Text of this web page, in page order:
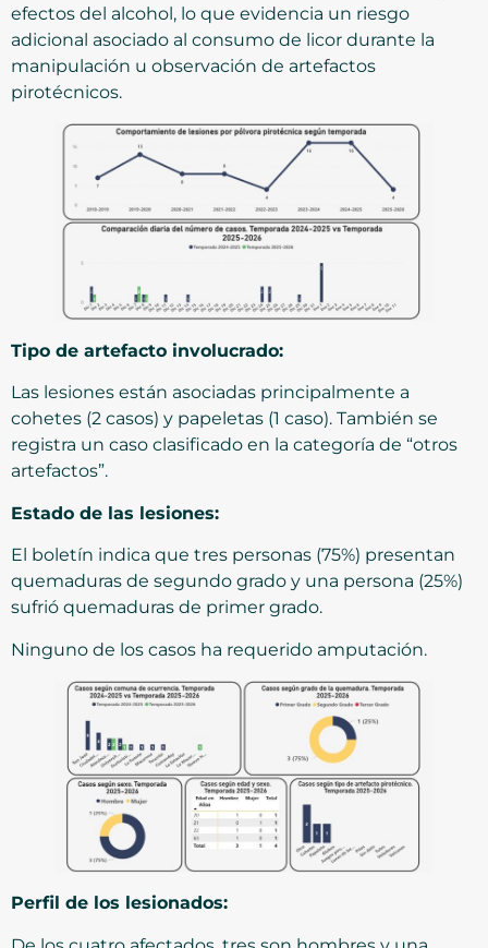
efectos del alcohol, lo que evidencia un riesgo
adicional asociado al consumo de licor durante la
manipulación u observación de artefactos
pirotécnicos.
Tipo de artefacto involucrado:
Las lesiones están asociadas principalmente a
cohetes (2 casos) y papeletas (1 caso). También se
registra un caso clasificado en la categoría de “otros
artefactos”.
Estado de las lesiones:
El boletín indica que tres personas (75%) presentan
quemaduras de segundo grado y una persona (25%)
sufrió quemaduras de primer grado.
Ninguno de los casos ha requerido amputación.
Perfil de los lesionados: